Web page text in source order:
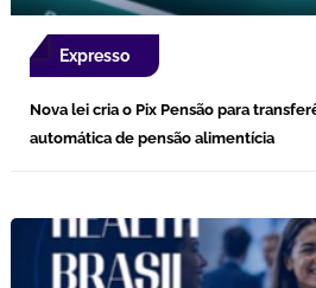
Expresso
Nova lei cria o Pix Pensão para
automática de pensão alimentícia